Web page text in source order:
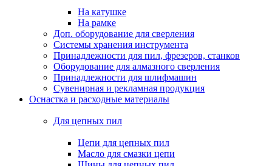
На катушке
На рамке
Доп. оборудование для сверления
Системы хранения инструмента
Принадлежности для пил, фрезеров, станков
Оборудование для алмазного сверления
Принадлежности для шлифмашин
Сувенирная и рекламная продукция
Оснастка и расходные материалы
Для цепных пил
Цепи для цепных пил
Масло для смазки цепи